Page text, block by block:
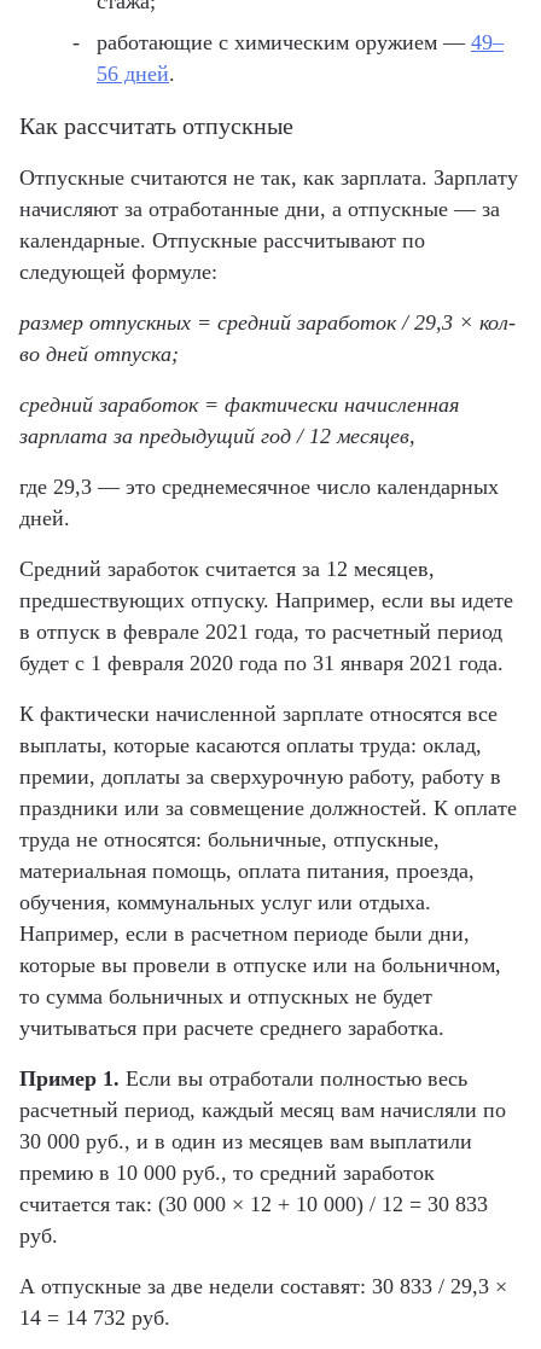
работающие с химическим оружием — 49–
56 дней.
Как рассчитать отпускные
Отпускные считаются не так, как зарплата. Зарплату
начисляют за отработанные дни, а отпускные — за
календарные. Отпускные рассчитывают по
следующей формуле:
размер отпускных = средний заработок / 29,3 × кол-
во дней отпуска;
средний заработок = фактически начисленная
зарплата за предыдущий год / 12 месяцев,
где 29,3 — это среднемесячное число календарных
дней.
Средний заработок считается за 12 месяцев,
предшествующих отпуску. Например, если вы идете
в отпуск в феврале 2021 года, то расчетный период
будет с 1 февраля 2020 года по 31 января 2021 года.
К фактически начисленной зарплате относятся все
выплаты, которые касаются оплаты труда: оклад,
премии, доплаты за сверхурочную работу, работу в
праздники или за совмещение должностей. К оплате
труда не относятся: больничные, отпускные,
материальная помощь, оплата питания, проезда,
обучения, коммунальных услуг или отдыха.
Например, если в расчетном периоде были дни,
которые вы провели в отпуске или на больничном,
то сумма больничных и отпускных не будет
учитываться при расчете среднего заработка.
Пример 1. Если вы отработали полностью весь
расчетный период, каждый месяц вам начисляли по
30 000 руб., и в один из месяцев вам выплатили
премию в 10 000 руб., то средний заработок
считается так: (30 000 × 12 + 10 000) / 12 = 30 833
руб.
А отпускные за две недели составят: 30 833 / 29,3 ×
14 = 14 732 руб.